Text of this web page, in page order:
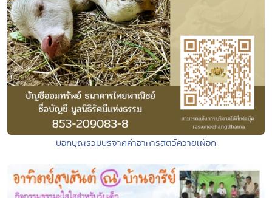
บอกบุญรวมบริจาคค่าอาหารสัตว์ควายเผือก